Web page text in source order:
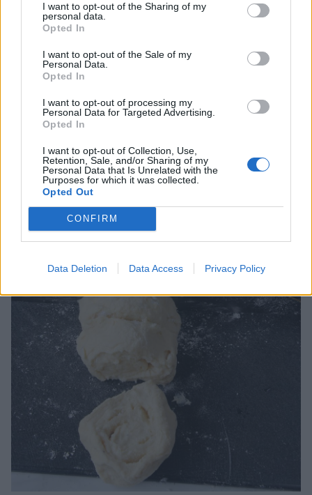
I want to opt-out of the Sharing of my
personal data.
Opted In
I want to opt-out of the Sale of my
Personal Data.
Opted In
I want to opt-out of processing my
Personal Data for Targeted Advertising.
Opted In
I want to opt-out of Collection, Use,
Retention, Sale, and/or Sharing of my
Personal Data that Is Unrelated with the
Purposes for which it was collected.
Opted Out
CONFIRM
Data Deletion Data Access Privacy Policy
4. Rulla ihop degplattan till en rulle.